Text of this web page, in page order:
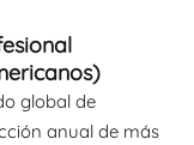
global de
anual de más